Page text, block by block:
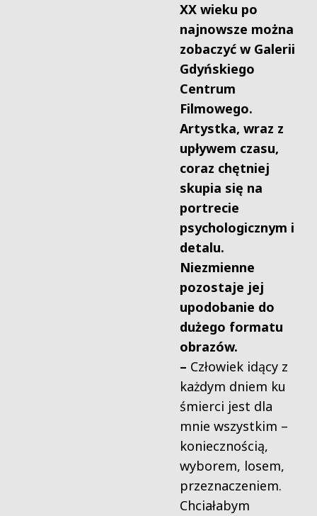
XX wieku po
najnowsze można
zobaczyć w Galerii
Gdyńskiego
Centrum
Filmowego.
Artystka, wraz z
upływem czasu,
coraz chętniej
skupia się na
portrecie
psychologicznym i
detalu.
Niezmienne
pozostaje jej
upodobanie do
dużego formatu
obrazów.
– Człowiek idący z
każdym dniem ku
śmierci jest dla
mnie wszystkim –
koniecznością,
wyborem, losem,
przeznaczeniem.
Chciałabym